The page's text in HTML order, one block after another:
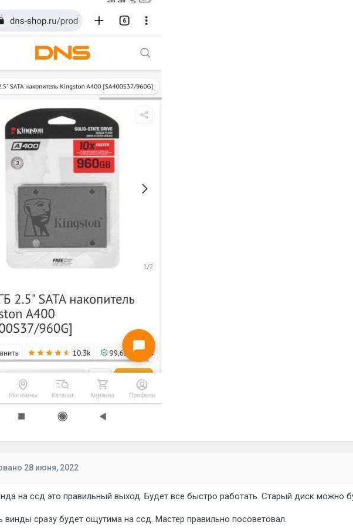
28 июня, 2022
на ссд это правильный выход. Будет все быстро работать. Старый диск можно
винды сразу будет ощутима на ссд. Мастер правильно посоветовал.